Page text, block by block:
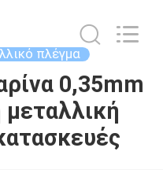
πλέγμα
0,35mm
μεταλλική